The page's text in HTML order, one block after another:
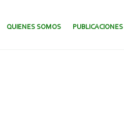
AL CONTENIDO.
QUIENES SOMOS